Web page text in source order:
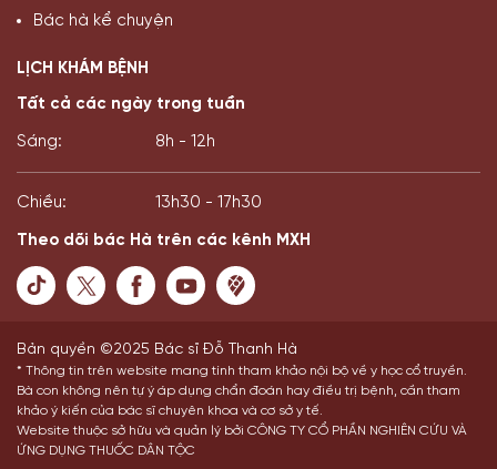
Bác hà kể chuyện
LỊCH KHÁM BỆNH
Tất cả các ngày trong tuần
Sáng: 8h - 12h
Chiều: 13h30 - 17h30
Theo dõi bác Hà trên các kênh MXH
Bản quyền ©2025 Bác sĩ Đỗ Thanh Hà
* Thông tin trên website mang tính tham khảo nội bộ về y học cổ truyền.
Bà con không nên tự ý áp dụng chẩn đoán hay điều trị bệnh, cần tham
khảo ý kiến của bác sĩ chuyên khoa và cơ sở y tế.
Website thuộc sở hữu và quản lý bởi CÔNG TY CỔ PHẦN NGHIÊN CỨU VÀ
ỨNG DỤNG THUỐC DÂN TỘC